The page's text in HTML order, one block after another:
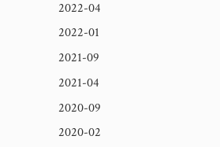
2022-04
2022-01
2021-09
2021-04
2020-09
2020-02